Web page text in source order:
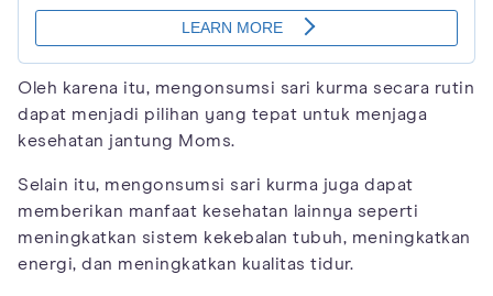
Oleh karena itu, mengonsumsi sari kurma secara rutin
dapat menjadi pilihan yang tepat untuk menjaga
kesehatan jantung Moms.
Selain itu, mengonsumsi sari kurma juga dapat
memberikan manfaat kesehatan lainnya seperti
meningkatkan sistem kekebalan tubuh, meningkatkan
energi, dan meningkatkan kualitas tidur.